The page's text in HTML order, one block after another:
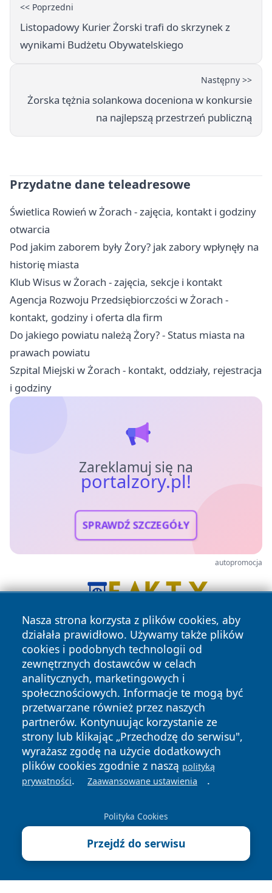
<< Poprzedni
Listopadowy Kurier Żorski trafi do skrzynek z
wynikami Budżetu Obywatelskiego
Następny >>
Żorska tężnia solankowa doceniona w konkursie
na najlepszą przestrzeń publiczną
Przydatne dane teleadresowe
Świetlica Rowień w Żorach - zajęcia, kontakt i godziny
otwarcia
Pod jakim zaborem były Żory? jak zabory wpłynęły na
historię miasta
Klub Wisus w Żorach - zajęcia, sekcje i kontakt
Agencja Rozwoju Przedsiębiorczości w Żorach -
kontakt, godziny i oferta dla firm
Do jakiego powiatu należą Żory? - Status miasta na
prawach powiatu
Szpital Miejski w Żorach - kontakt, oddziały, rejestracja
i godziny
Zareklamuj się na
portalzory.pl!
SPRAWDŹ SZCZEGÓŁY
autopromocja
Nasza strona korzysta z plików cookies, aby
działała prawidłowo. Używamy także plików
cookies i podobnych technologii od
zewnętrznych dostawców w celach
analitycznych, marketingowych i
społecznościowych. Informacje te mogą być
przetwarzane również przez naszych
partnerów. Kontynuując korzystanie ze
strony lub klikając „Przechodzę do serwisu",
wyrażasz zgodę na użycie dodatkowych
plików cookies zgodnie z naszą polityką
prywatności. Zaawansowane ustawienia .
Polityka Cookies
Przejdź do serwisu
Copyright © 2026 portalzory.pl Wszystkie prawa zastrzeżone.
News Autorzy
Polityka
Prywatności
Polityka
Cookies